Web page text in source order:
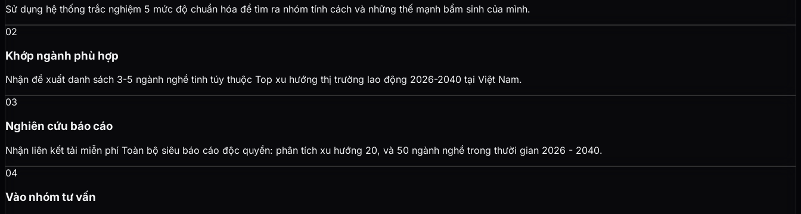
Sử dụng hệ thống trắc nghiệm 5 mức độ chuẩn hóa để tìm ra nhóm tính cách và những thế mạnh bẩm sinh của mình.
02
Khớp ngành phù hợp
Nhận đề xuất danh sách 3-5 ngành nghề tinh túy thuộc Top xu hướng thị trường lao động 2026-2040 tại Việt Nam.
03
Nghiên cứu báo cáo
Nhận liên kết tải miễn phí Toàn bộ siêu báo cáo độc quyền: phân tích xu hướng 20, và 50 ngành nghề trong thười gian 2026 - 2040.
04
Vào nhóm tư vấn